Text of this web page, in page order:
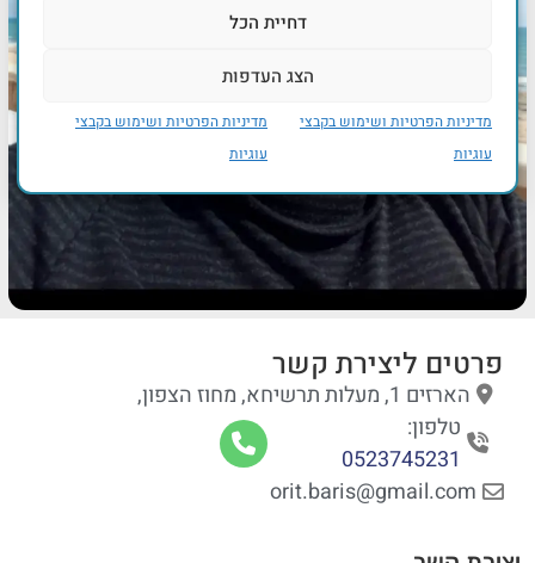
דחיית הכל
הצג העדפות
מדיניות הפרטיות ושימוש בקבצי
עוגיות
מדיניות הפרטיות ושימוש בקבצי
עוגיות
פרטים ליצירת קשר
הארזים 1, מעלות תרשיחא, מחוז הצפון,
טלפון:
0523745231
orit.baris@gmail.com